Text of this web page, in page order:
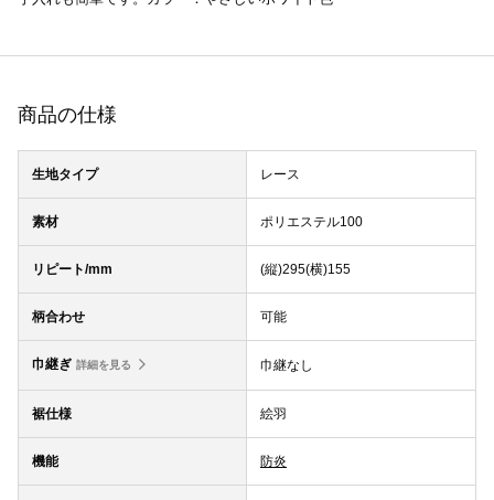
商品の仕様
生地タイプ レース
素材 ポリエステル100
リピート/mm (縦)295(横)155
柄合わせ 可能
巾継ぎ 詳細を見る 巾継なし
裾仕様 絵羽
機能 防炎